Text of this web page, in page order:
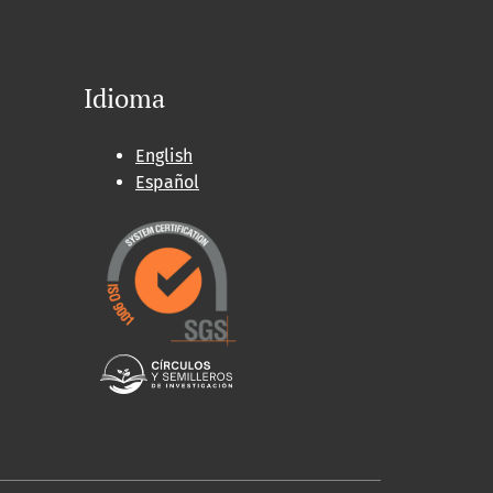
Idioma
English
Español